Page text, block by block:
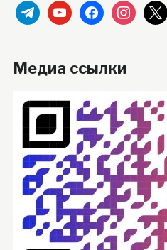
telegramyoutubefacebookinstagram
x
Медиа ссылки